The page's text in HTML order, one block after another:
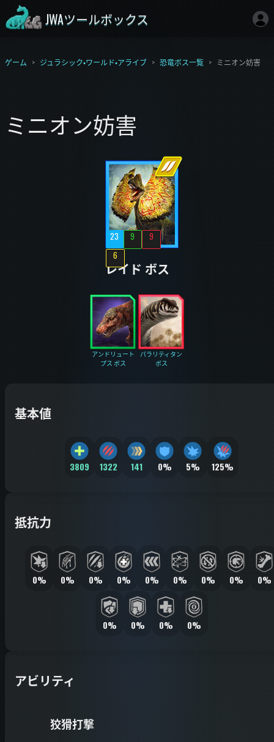
JWAツールボックス
ゲーム ジュラシック・ワールド・アライブ 恐竜ボス一覧 ミニオン妨害
ミニオン妨害
23 9
9
6
レイド ボス
アンドリュート
プス ボス
パラリティタン
ボス
基本値
3809 1322 141 0% 5% 125%
抵抗力
0% 0% 0% 0% 0% 0% 0% 0% 0%
0% 0% 0% 0%
アビリティ
狡猾打撃